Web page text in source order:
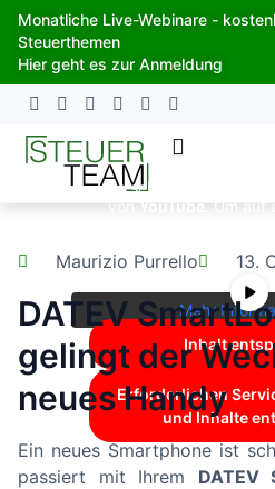
Zum
Inhalt
springen
Monatliche Live-Webinare -
Steuerthemen
Hier geht es zur Anmeldung
Sie sehen gerade
vonYouTube. Um auf
dass dabei Daten
weitergegeben
Mehr
Inhalt
Erforderlichen
und Inhalte
Maurizio Purrello 13.
DATEV
gelingt der
neues Handy
Ein neues Smartphone ist
passiert mit Ihrem DATEV